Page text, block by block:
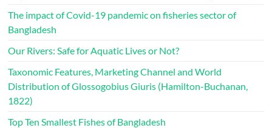
The impact of Covid-19 pandemic on fisheries sector of
Bangladesh
Our Rivers: Safe for Aquatic Lives or Not?
Taxonomic Features, Marketing Channel and World
Distribution of Glossogobius Giuris (Hamilton-Buchanan,
1822)
Top Ten Smallest Fishes of Bangladesh